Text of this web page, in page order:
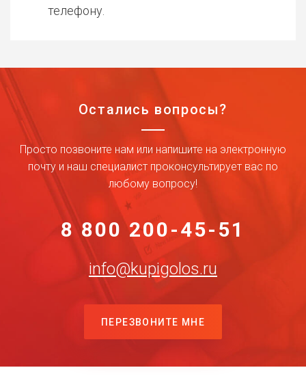
телефону.
Остались вопросы?
Просто позвоните нам или напишите на электронную
почту и наш специалист проконсультирует вас по
любому вопросу!
8 800 200-45-51
info@kupigolos.ru
ПЕРЕЗВОНИТЕ МНЕ